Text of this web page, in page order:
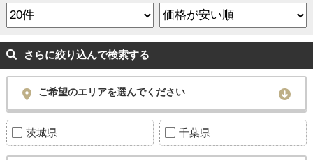
さらに絞り込んで検索する
ご希望のエリアを選んでください
茨城県 千葉県